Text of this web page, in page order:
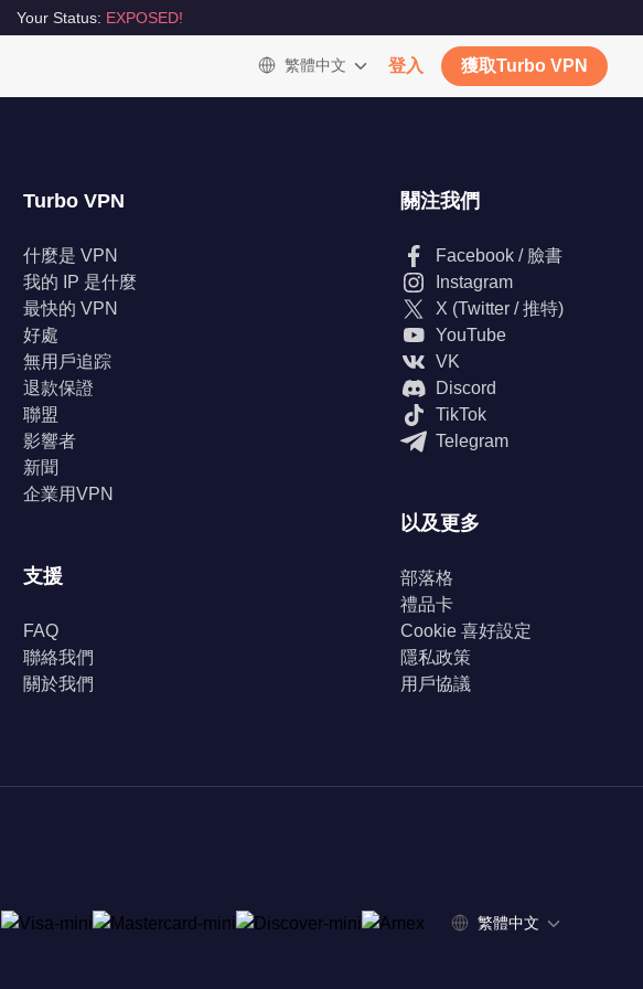
Your Status: EXPOSED!
繁體中文 登入 獲取Turbo VPN
Turbo VPN
什麼是 VPN
我的 IP 是什麼
最快的 VPN
好處
無用戶追踪
退款保證
聯盟
影響者
新聞
企業用VPN
支援
FAQ
聯絡我們
關於我們
關注我們
Facebook / 臉書
Instagram
X (Twitter / 推特)
YouTube
VK
Discord
TikTok
Telegram
以及更多
部落格
禮品卡
Cookie 喜好設定
隱私政策
用戶協議
繁體中文